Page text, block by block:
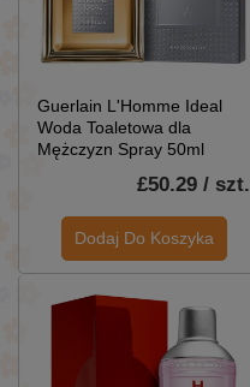
Guerlain L'Homme Ideal
Woda Toaletowa dla
Mężczyzn Spray 50ml
£50.29 / szt.
Dodaj Do Koszyka